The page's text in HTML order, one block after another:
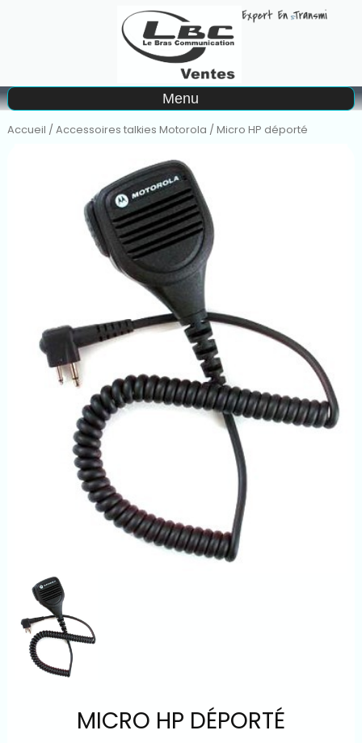
Matériel à la location
Menu
Accueil /Accessoires talkies Motorola / Micro HP déporté
MICRO HP DÉPORTÉ